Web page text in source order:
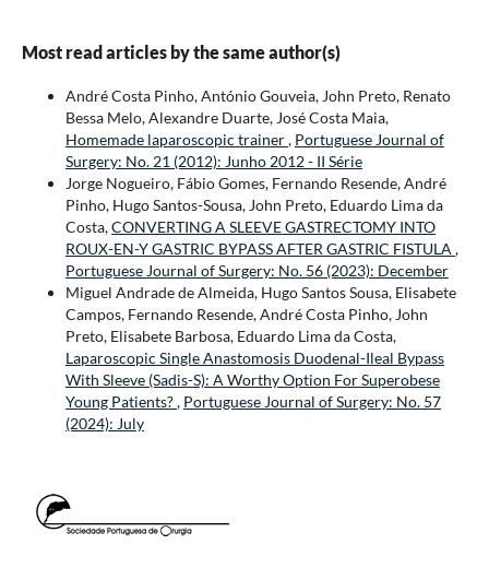
Most read articles by the same author(s)
André Costa Pinho, António Gouveia, John Preto, Renato
Bessa Melo, Alexandre Duarte, José Costa Maia,
Homemade laparoscopic trainer, Portuguese Journal of
Surgery: No. 21 (2012): Junho 2012 - II Série
Jorge Nogueiro, Fábio Gomes, Fernando Resende, André
Pinho, Hugo Santos-Sousa, John Preto, Eduardo Lima da
Costa,CONVERTING A SLEEVE GASTRECTOMY INTO
ROUX-EN-Y GASTRIC BYPASS AFTER GASTRIC FISTULA ,
Portuguese Journal of Surgery: No. 56 (2023): December
Miguel Andrade de Almeida, Hugo Santos Sousa, Elisabete
Campos, Fernando Resende, André Costa Pinho, John
Preto, Elisabete Barbosa, Eduardo Lima da Costa,
Laparoscopic Single Anastomosis Duodenal-Ileal Bypass
With Sleeve (Sadis-S): A Worthy Option For Superobese
Young Patients?, Portuguese Journal of Surgery: No. 57
(2024): July